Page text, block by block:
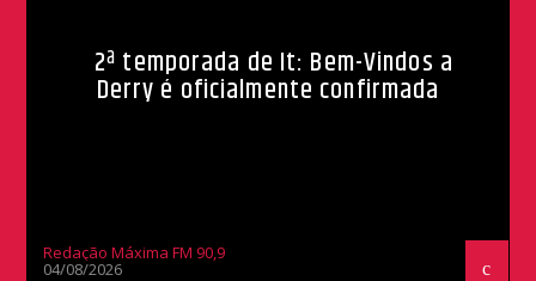
2ª temporada de It: Bem-Vindos a
Derry é oficialmente confirmada
Redação Máxima FM 90,9
04/08/2026